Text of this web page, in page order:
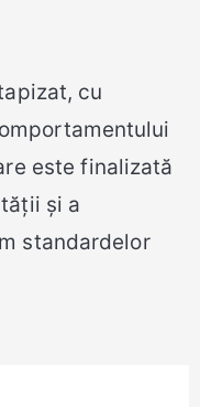
cu
este finalizată
și a
standardelor